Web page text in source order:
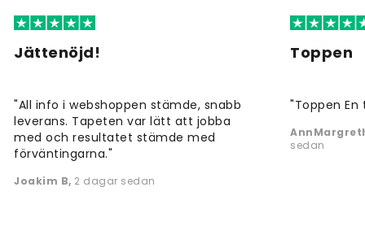
Jättenöjd!
"All info i webshoppen stämde, snabb
leverans. Tapeten var lätt att jobba
med och resultatet stämde med
förväntingarna."
Joakim B, 2 dagar sedan
Toppen
"Toppen
sedan